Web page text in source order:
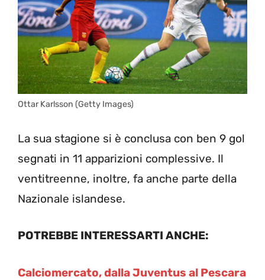
Ottar Karlsson (Getty Images)
La sua stagione si è conclusa con ben 9 gol
segnati in 11 apparizioni complessive. Il
ventitreenne, inoltre, fa anche parte della
Nazionale islandese.
POTREBBE INTERESSARTI ANCHE:
Calciomercato, dalla Juventus al Pescara